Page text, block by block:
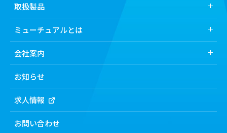
取扱製品
医薬品
機能から探す
製剤機
検査機・洗浄機
ミューチュアルとは
会社案内
経営理念
お知らせ
求人情報
お問い合わせ